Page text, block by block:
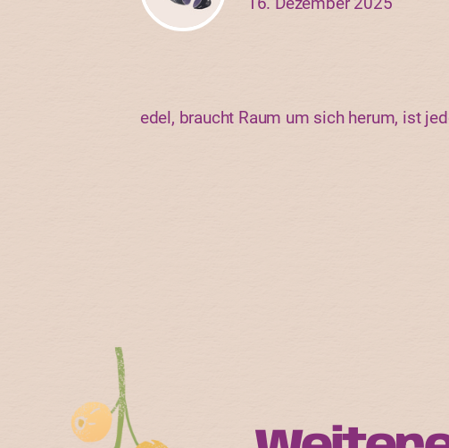
edel, braucht Raum um sich herum, ist